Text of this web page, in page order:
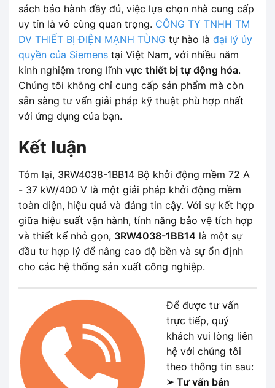
sách bảo hành đầy đủ, việc lựa chọn nhà cung cấp
uy tín là vô cùng quan trọng. CÔNG TY TNHH TM
DV THIẾT BỊ ĐIỆN MẠNH TÙNG tự hào là đại lý ủy
quyền của Siemens tại Việt Nam, với nhiều năm
kinh nghiệm trong lĩnh vực thiết bị tự động hóa.
Chúng tôi không chỉ cung cấp sản phẩm mà còn
sẵn sàng tư vấn giải pháp kỹ thuật phù hợp nhất
với ứng dụng của bạn.
Kết luận
Tóm lại, 3RW4038-1BB14 Bộ khởi động mềm 72 A
- 37 kW/400 V là một giải pháp khởi động mềm
toàn diện, hiệu quả và đáng tin cậy. Với sự kết hợp
giữa hiệu suất vận hành, tính năng bảo vệ tích hợp
và thiết kế nhỏ gọn, 3RW4038-1BB14 là một sự
đầu tư hợp lý để nâng cao độ bền và sự ổn định
cho các hệ thống sản xuất công nghiệp.
Để được tư vấn
trực tiếp, quý
khách vui lòng liên
hệ với chúng tôi
theo thông tin sau:
➢ Tư vấn bán